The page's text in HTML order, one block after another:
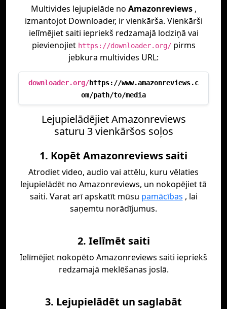
Multivides lejupielāde no Amazonreviews,
izmantojot Downloader, ir vienkārša. Vienkārši
ielīmējiet saiti iepriekš redzamajā lodziņā vai
pievienojiet https://downloader.org/pirms
jebkura multivides URL:
downloader.org/https://www.amazonreviews.c
om/path/to/media
Lejupielādējiet Amazonreviews
saturu 3 vienkāršos soļos
1. Kopēt Amazonreviews saiti
Atrodiet video, audio vai attēlu, kuru vēlaties
lejupielādēt no Amazonreviews, un nokopējiet tā
saiti. Varat arī apskatīt mūsu pamācības , lai
saņemtu norādījumus.
2. Ielīmēt saiti
Ielīmējiet nokopēto Amazonreviews saiti iepriekš
redzamajā meklēšanas joslā.
3. Lejupielādēt un saglabāt